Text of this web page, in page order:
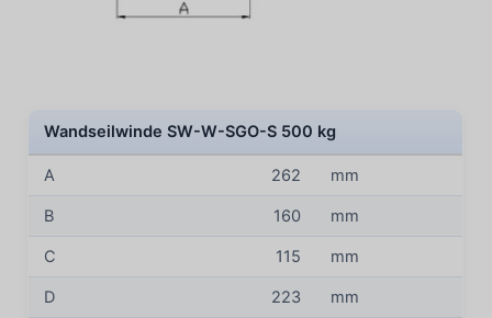
Wandseilwinde SW-W-SGO-S 500 kg
A 262 mm
B 160 mm
C 115 mm
D 223 mm